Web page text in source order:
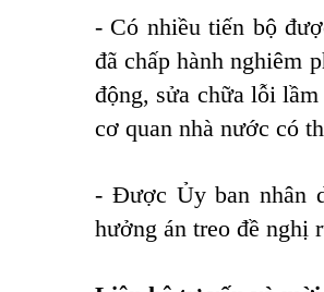
- Có nhiều tiến bộ
đã chấp hành nghiêm
động, sửa chữa lỗi
cơ quan nhà nước có
- Được Ủy ban nhân
hưởng án treo đề nghị